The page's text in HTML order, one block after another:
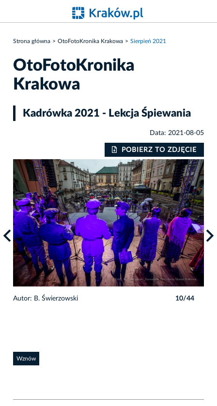
Strona główna OtoFotoKronika Krakowa Sierpień 2021
OtoFotoKronika
Krakowa
Kadrówka 2021 - Lekcja Śpiewania
Data: 2021-08-05
POBIERZ TO ZDJĘCIE
Autor: B. Świerzowski 10/44
Wznów